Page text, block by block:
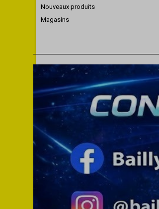
Nouveaux produits
Magasins